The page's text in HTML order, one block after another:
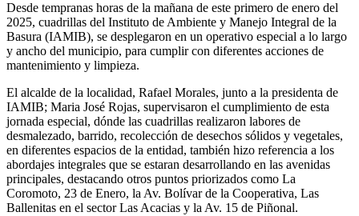
Desde tempranas horas de la mañana de este primero de enero del
2025, cuadrillas del Instituto de Ambiente y Manejo Integral de la
Basura (IAMIB), se desplegaron en un operativo especial a lo largo
y ancho del municipio, para cumplir con diferentes acciones de
mantenimiento y limpieza.
El alcalde de la localidad, Rafael Morales, junto a la presidenta de
IAMIB; Maria José Rojas, supervisaron el cumplimiento de esta
jornada especial, dónde las cuadrillas realizaron labores de
desmalezado, barrido, recolección de desechos sólidos y vegetales,
en diferentes espacios de la entidad, también hizo referencia a los
abordajes integrales que se estaran desarrollando en las avenidas
principales, destacando otros puntos priorizados como La
Coromoto, 23 de Enero, la Av. Bolívar de la Cooperativa, Las
Ballenitas en el sector Las Acacias y la Av. 15 de Piñonal.